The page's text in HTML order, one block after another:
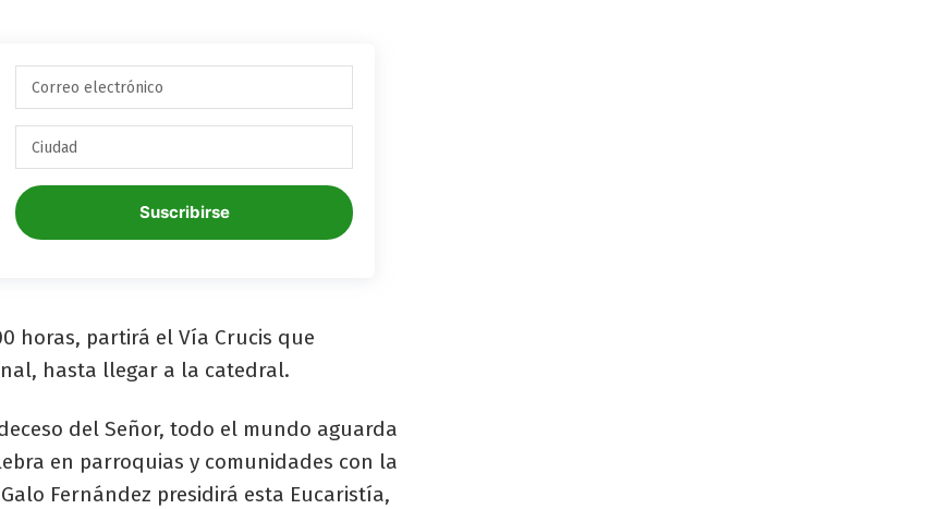
Suscribirse
horas, partirá el Vía Crucis que
hasta llegar a la catedral.
del Señor, todo el mundo aguarda
en parroquias y comunidades con la
Fernández presidirá esta Eucaristía,